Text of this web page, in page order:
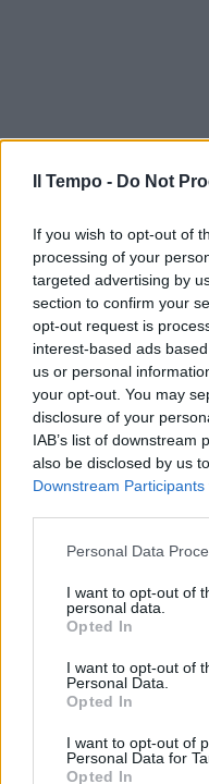
Il Tempo - Do Not
If you wish to opt-out of
processing of your
targeted advertising by
section to confirm your
opt-out request is
interest-based ads
us or personal
your opt-out. You may
disclosure of your
IAB’s list of downstream
also be disclosed by us
Downstream Participants
Personal Data
I want to opt-out of
personal data.
Opted In
I want to opt-out of
Personal Data.
Opted In
I want to opt-out of
Personal Data for
Opted In